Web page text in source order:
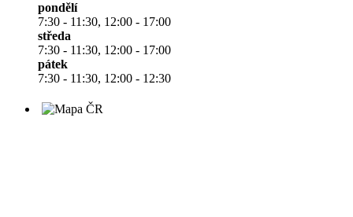
pondělí
7:30 - 11:30, 12:00 - 17:00
středa
7:30 - 11:30, 12:00 - 17:00
pátek
7:30 - 11:30, 12:00 - 12:30